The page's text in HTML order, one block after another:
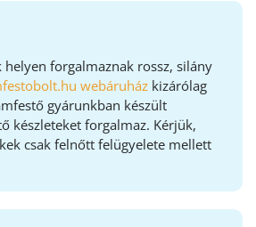
forgalmaznak rossz, silány
webáruház kizárólag
gyárunkban készült
készleteket forgalmaz. Kérjük,
csak felnőtt felügyelete mellett